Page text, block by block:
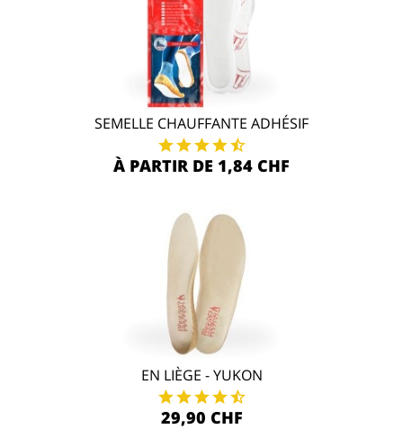
SEMELLE CHAUFFANTE ADHÉSIF
À PARTIR DE 1,84 CHF
EN LIÈGE - YUKON
29,90 CHF